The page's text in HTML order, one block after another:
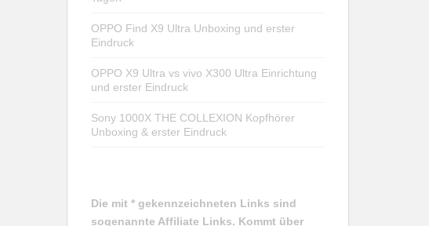
OPPO Find X9 Ultra Unboxing und erster
Eindruck
OPPO X9 Ultra vs vivo X300 Ultra Einrichtung
und erster Eindruck
Sony 1000X THE COLLEXION Kopfhörer
Unboxing & erster Eindruck
Die mit * gekennzeichneten Links sind
sogenannte Affiliate Links. Kommt über